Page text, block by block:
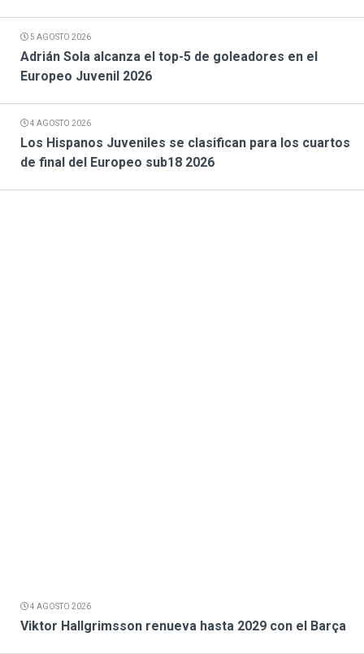
5 AGOSTO 2026
Adrián Sola alcanza el top-5 de goleadores en el
Europeo Juvenil 2026
4 AGOSTO 2026
Los Hispanos Juveniles se clasifican para los cuartos
de final del Europeo sub18 2026
4 AGOSTO 2026
Viktor Hallgrimsson renueva hasta 2029 con el Barça